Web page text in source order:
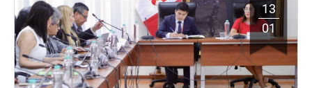
13
01